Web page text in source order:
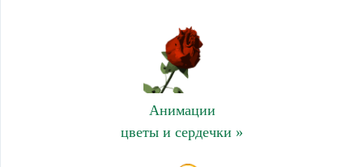
Анимации
цветы и сердечки »